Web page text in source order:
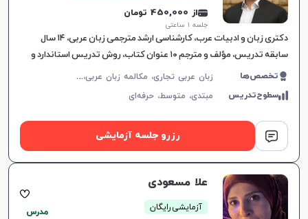
از 450,000 تومان
جلسه ۱ ساعتی
دکتری زبان و ادبیات عرب، کارشناسی ارشد مترجمی زبان عربی، ۱۴ سال
سابقه تدریس، مؤلف و مترجم ۱۰ عنوان کتاب، روش تدریس استاندارد و
کاربردی.
تخصص‌ها ز
بان عربی تجاری، مکالمه زبان عربی، زبان عربی عمومی، زبان عربی هفتم دبیرستان، زبان عربی هشتم دبیرستان، زبان عربی نهم دبیرستان، زبان عربی دهم دبیرستان، زبان عربی یازدهم دبیرستان، زبان عربی دوازدهم دبیرستان، زبان عربی کنکور سراسری، لهجه عراقی، عربی فصیح
سطوح‌تدریس مبتدی، متوسط،حرفه‌ای
رزرو جلسه آزمایشی
علا مسعودى
آزمایشی رایگان
مدرس